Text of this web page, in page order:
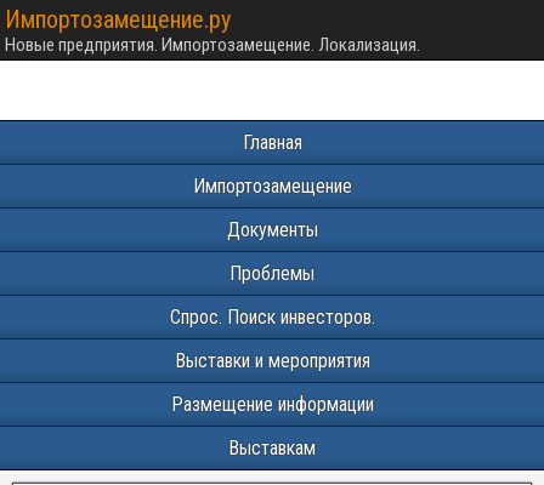
Импортозамещение.ру
Новые предприятия. Импортозамещение. Локализация.
Главная
Импортозамещение
Документы
Проблемы
Спрос. Поиск инвесторов.
Выставки и мероприятия
Размещение информации
Выставкам